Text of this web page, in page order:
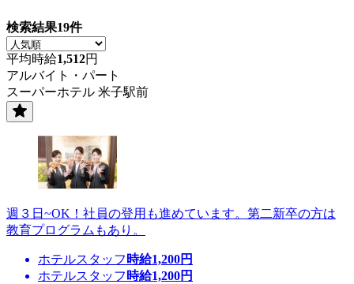
検索結果19件
平均時給1,512円
アルバイト・パート
スーパーホテル 米子駅前
週３日~OK！社員の登用も進めています。第二新卒の方は
教育プログラムもあり。
ホテルスタッフ 時給1,200円
ホテルスタッフ 時給1,200円